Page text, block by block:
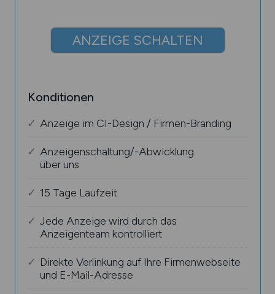
ANZEIGE SCHALTEN
Konditionen
Anzeige im CI-Design / Firmen-Branding
Anzeigenschaltung/-Abwicklung
über uns
15 Tage Laufzeit
Jede Anzeige wird durch das
Anzeigenteam kontrolliert
Direkte Verlinkung auf Ihre Firmenwebseite
und E-Mail-Adresse